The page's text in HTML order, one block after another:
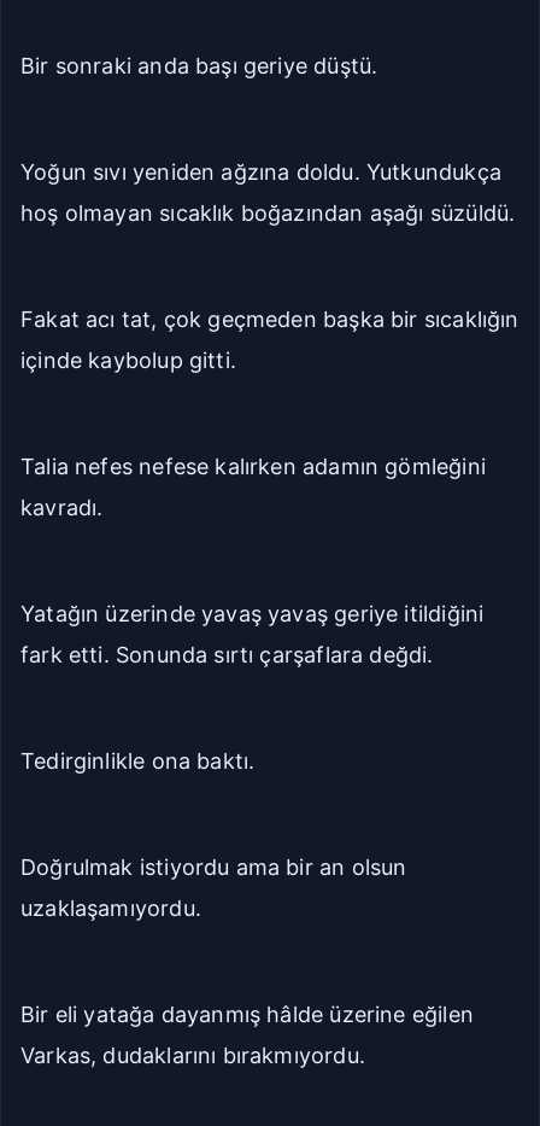
Bir sonraki anda başı geriye düştü.
Yoğun sıvı yeniden ağzına doldu. Yutkundukça
hoş olmayan sıcaklık boğazından aşağı süzüldü.
Fakat acı tat, çok geçmeden başka bir sıcaklığın
içinde kaybolup gitti.
Talia nefes nefese kalırken adamın gömleğini
kavradı.
Yatağın üzerinde yavaş yavaş geriye itildiğini
fark etti. Sonunda sırtı çarşaflara değdi.
Tedirginlikle ona baktı.
Doğrulmak istiyordu ama bir an olsun
uzaklaşamıyordu.
Bir eli yatağa dayanmış hâlde üzerine eğilen
Varkas, dudaklarını bırakmıyordu.